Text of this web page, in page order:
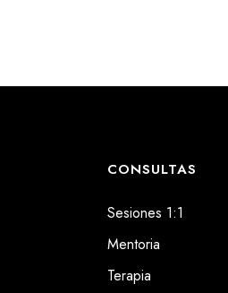
CONSULTAS
Sesiones 1:1
Mentoria
Terapia